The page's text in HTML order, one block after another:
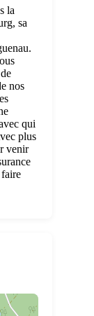
la
sa
nos
qui
plus
venir